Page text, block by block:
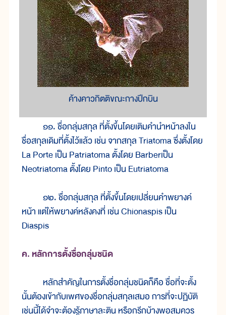
ค้างคาวกิตติขณะกางปีกบิน
๑๑. ชื่อกลุ่มสกุล ที่ตั้งขึ้นโดยเติมคำนำหน้าลงใน
ชื่อสกุลเดิมที่ตั้งไว้แล้ว เช่น จากสกุล Triatoma ซึ่งตั้งโดย
La Porte เป็น Patriatoma ตั้งโดย Barberเป็น
Neotriatoma ตั้งโดย Pinto เป็น Eutriatoma
๑๒. ชื่อกลุ่มสกุล ที่ตั้งขึ้นโดยเปลี่ยนคำพยางค์
หน้า แต่ให้พยางค์หลังคงที่ เช่น Chionaspis เป็น
Diaspis
ค. หลักการตั้งชื่อกลุ่มชนิด
หลักสำคัญในการตั้งชื่อกลุ่มชนิดก็คือ ชื่อที่จะตั้ง
นั้นต้องเข้ากับเพศของชื่อกลุ่มสกุลเสมอ การที่จะปฏิบัติ
เช่นนี้ได้จำจะต้องรู้ภาษาละติน หรือกรีกบ้างพอสมควร